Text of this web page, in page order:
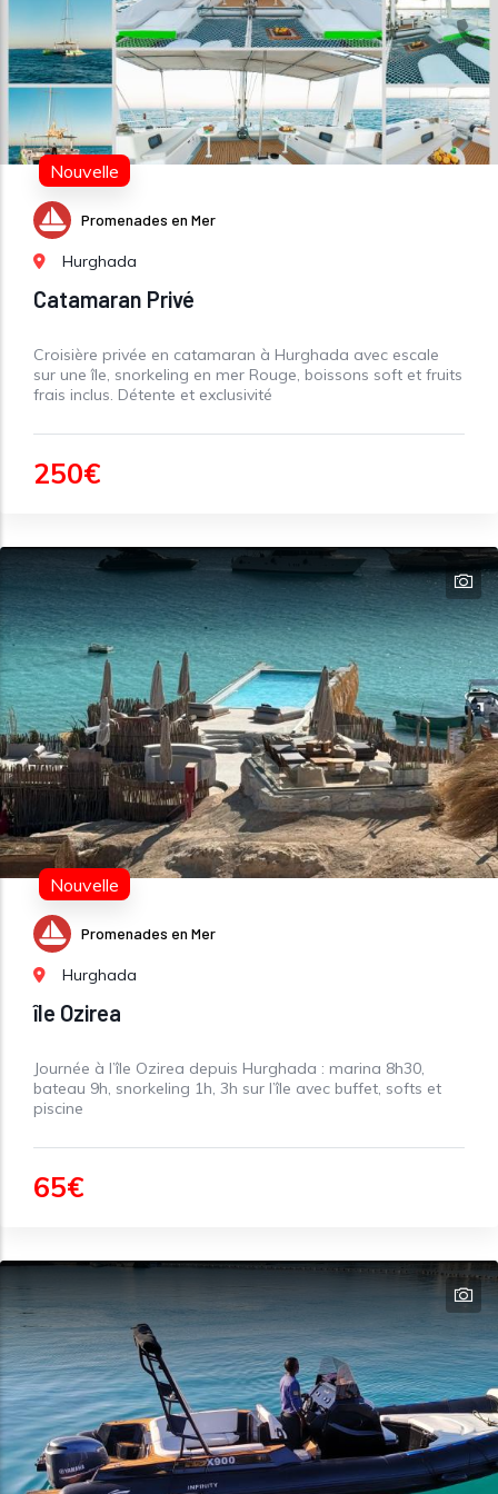
Nouvelle
Promenades en Mer
Hurghada
Catamaran Privé
Croisière privée en catamaran à Hurghada avec escale
sur une île, snorkeling en mer Rouge, boissons soft et fruits
frais inclus. Détente et exclusivité
250€
Nouvelle
Promenades en Mer
Hurghada
île Ozirea
Journée à l’île Ozirea depuis Hurghada : marina 8h30,
bateau 9h, snorkeling 1h, 3h sur l’île avec buffet, softs et
piscine
65€